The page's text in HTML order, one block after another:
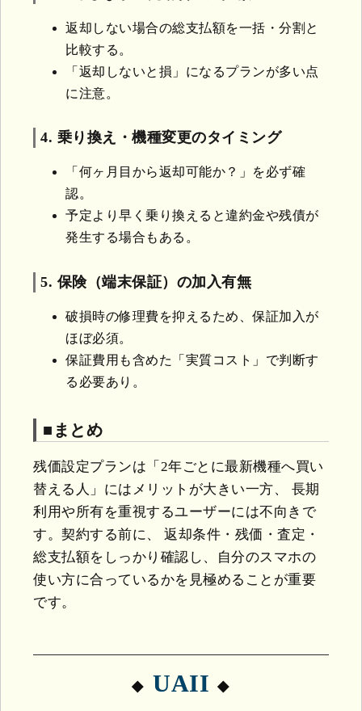
返却しない場合の総支払額を一括・分割と
比較する。
「返却しないと損」になるプランが多い点
に注意。
4. 乗り換え・機種変更のタイミング
「何ヶ月目から返却可能か？」を必ず確
認。
予定より早く乗り換えると違約金や残債が
発生する場合もある。
5. 保険（端末保証）の加入有無
破損時の修理費を抑えるため、保証加入が
ほぼ必須。
保証費用も含めた「実質コスト」で判断す
る必要あり。
■まとめ
残価設定プランは「2年ごとに最新機種へ買い
替える人」にはメリットが大きい一方、 長期
利用や所有を重視するユーザーには不向きで
す。契約する前に、 返却条件・残価・査定・
総支払額をしっかり確認し、自分のスマホの
使い方に合っているかを見極めることが重要
です。
UAII